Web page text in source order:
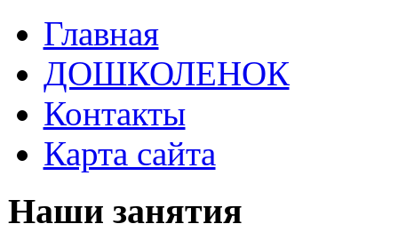
Главная
ДОШКОЛЕНОК
Контакты
Карта сайта
Наши занятия